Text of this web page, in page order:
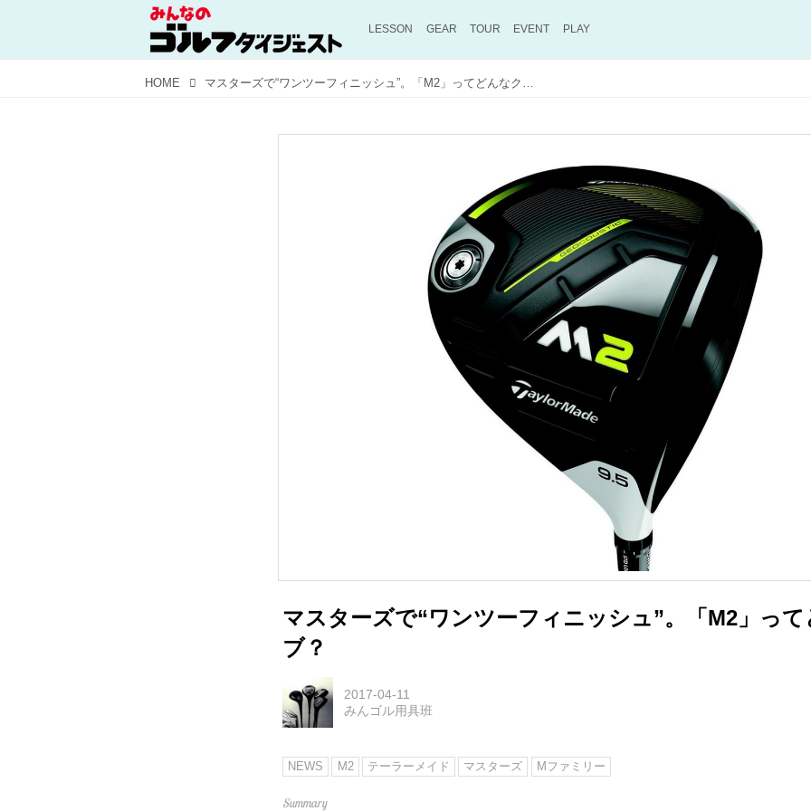
LESSON GEAR TOUR EVENT PLAY
HOME マスターズで“ワンツーフィニッシュ”。「M2」ってどんなクラブ？
マスターズで“ワンツーフィニッシュ”。「M2」って
ブ？
2017-04-11
みんゴル用具班
NEWS M2 テーラーメイド マスターズ Mファミリー